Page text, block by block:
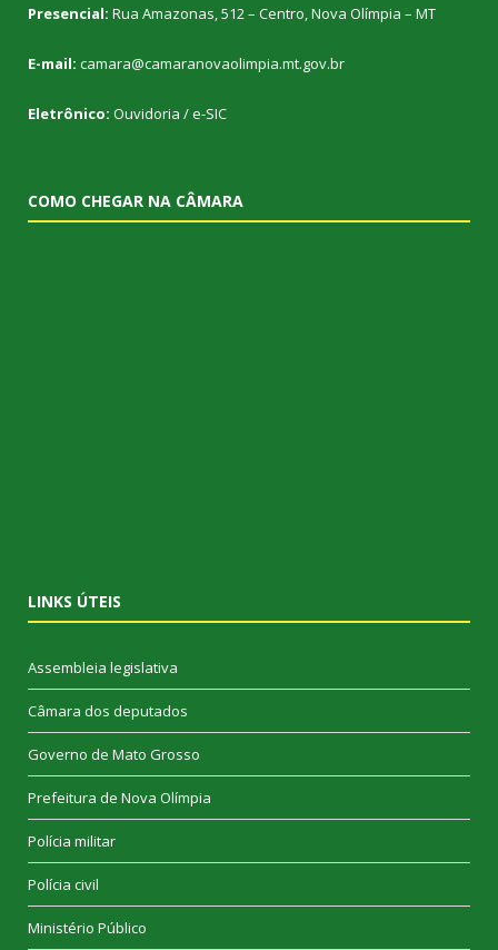
Presencial: Rua Amazonas, 512 – Centro, Nova Olímpia – MT
E-mail: camara@camaranovaolimpia.mt.gov.br
Eletrônico: Ouvidoria /e-SIC
COMO CHEGAR NA CÂMARA
LINKS ÚTEIS
Assembleia legislativa
Câmara dos deputados
Governo de Mato Grosso
Prefeitura de Nova Olímpia
Polícia militar
Polícia civil
Ministério Público